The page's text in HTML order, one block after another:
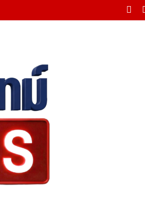
ด่วน หลังน้ำหลากท่วมนาข้าวเสียหายต่อเนื่อง